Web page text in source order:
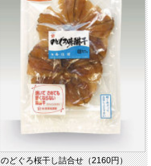
のどぐろ桜干し詰合せ（2160円）